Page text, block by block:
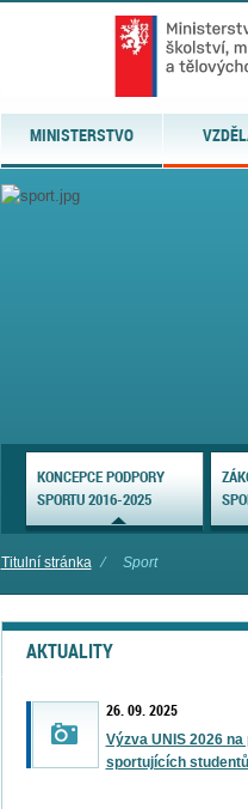
MINISTERSTVO
KONCEPCE PODPORY
SPORTU 2016-2025
Titulní stránka ⁄ Sport
AKTUALITY
26. 09. 2025
Výzva UNIS 2026 na
sportujících